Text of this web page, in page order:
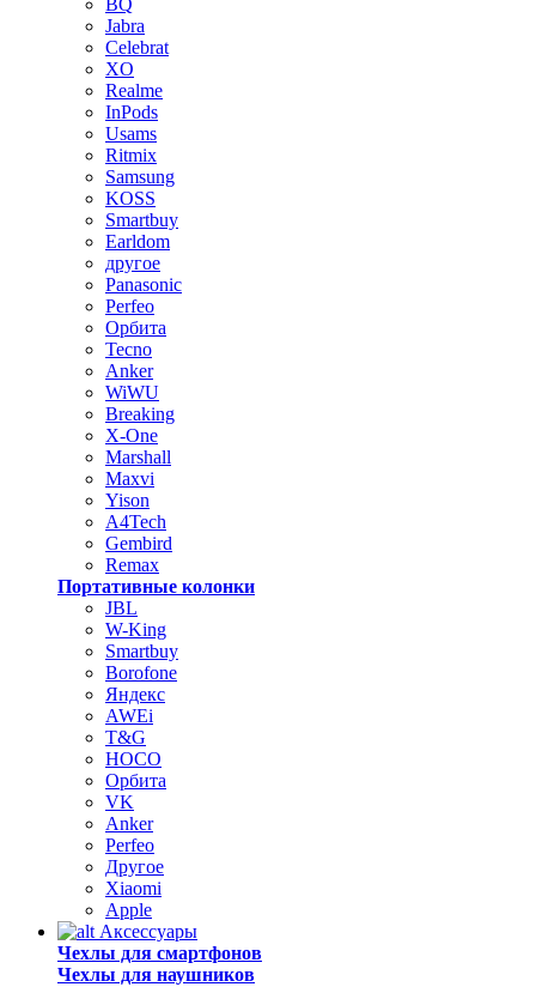
BQ
Jabra
Celebrat
XO
Realme
InPods
Usams
Ritmix
Samsung
KOSS
Smartbuy
Earldom
другое
Panasonic
Perfeo
Орбита
Tecno
Anker
WiWU
Breaking
X-One
Marshall
Maxvi
Yison
A4Tech
Gembird
Remax
Портативные колонки
JBL
W-King
Smartbuy
Borofone
Яндекс
AWEi
T&G
HOCO
Орбита
VK
Anker
Perfeo
Другое
Xiaomi
Apple
Аксессуары
Чехлы для смартфонов
Чехлы для наушников